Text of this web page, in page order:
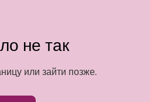
не так
или зайти позже.